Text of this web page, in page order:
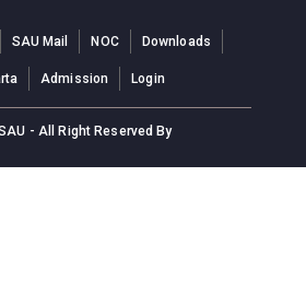
SAU Mail NOC Downloads
Admission Login
- All Right Reserved By